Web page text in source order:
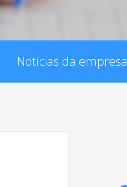
Notícias da empresa